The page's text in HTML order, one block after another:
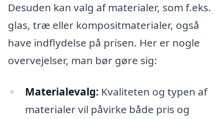
Desuden kan valg af materialer, som f.eks.
glas, træ eller kompositmaterialer, også
have indflydelse på prisen. Her er nogle
overvejelser, man bør gøre sig:
Materialevalg: Kvaliteten og typen af
materialer vil påvirke både pris og